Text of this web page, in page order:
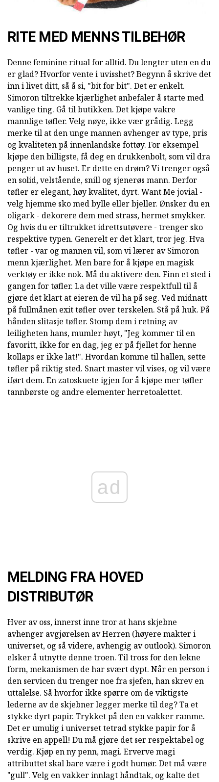
RITE MED MENNS TILBEHØR
Denne feminine ritual for alltid. Du lengter uten en du
er glad? Hvorfor vente i uvisshet? Begynn å skrive det
inn i livet ditt, så å si, "bit for bit". Det er enkelt.
Simoron tiltrekke kjærlighet anbefaler å starte med
vanlige ting. Gå til butikken. Det kjøpe vakre
mannlige tøfler. Velg nøye, ikke vær grådig. Legg
merke til at den unge mannen avhenger av type, pris
og kvaliteten på innenlandske fottøy. For eksempel
kjøpe den billigste, få deg en drukkenbolt, som vil dra
penger ut av huset. Er dette en drøm? Vi trenger også
en solid, velstående, snill og sjenerøs mann. Derfor
tøfler er elegant, høy kvalitet, dyrt. Want Me jovial -
velg hjemme sko med bylle eller bjeller. Ønsker du en
oligark - dekorere dem med strass, hermet smykker.
Og hvis du er tiltrukket idrettsutøvere - trenger sko
respektive typen. Generelt er det klart, tror jeg. Hva
tøfler - var og mannen vil, som vi lærer av Simoron
menn kjærlighet. Men bare for å kjøpe en magisk
verktøy er ikke nok. Må du aktivere den. Finn et sted i
gangen for tøfler. La det ville være respektfull til å
gjøre det klart at eieren de vil ha på seg. Ved midnatt
på fullmånen exit tøfler over terskelen. Stå på huk. På
hånden slitasje tøfler. Stomp dem i retning av
leiligheten hans, mumler høyt, "Jeg kommer til en
favoritt, ikke for en dag, jeg er på fjellet for henne
kollaps er ikke lat!". Hvordan komme til hallen, sette
tøfler på riktig sted. Snart master vil vises, og vil være
iført dem. En zatoskuete igjen for å kjøpe mer tøfler
tannbørste og andre elementer herretoalettet.
ad
MELDING FRA HOVED
DISTRIBUTØR
Hver av oss, innerst inne tror at hans skjebne
avhenger avgjørelsen av Herren (høyere makter i
universet, og så videre, avhengig av outlook). Simoron
elsker å utnytte denne troen. Til tross for den lekne
form, mekanismen de har svært dypt. Når en person i
den servicen du trenger noe fra sjefen, han skrev en
uttalelse. Så hvorfor ikke spørre om de viktigste
lederne av de skjebner legger merke til deg? Ta et
stykke dyrt papir. Trykket på den en vakker ramme.
Det er umulig i universet tetrad stykke papir for å
skrive en appell! Du må gjøre det ser respektabel og
verdig. Kjøp en ny penn, magi. Erverve magi
attributtet skal bare være i godt humør. Det må være
"gull". Velg en vakker innlagt håndtak, og kalte det